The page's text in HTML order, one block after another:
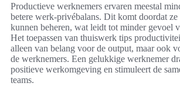
Productieve werknemers ervaren meestal
betere werk-privébalans. Dit komt doordat
kunnen beheren, wat leidt tot minder gevoel
Het toepassen van thuiswerk tips
alleen van belang voor de output, maar ook
de werknemers. Een gelukkige werknemer
positieve werkomgeving en stimuleert de
teams.